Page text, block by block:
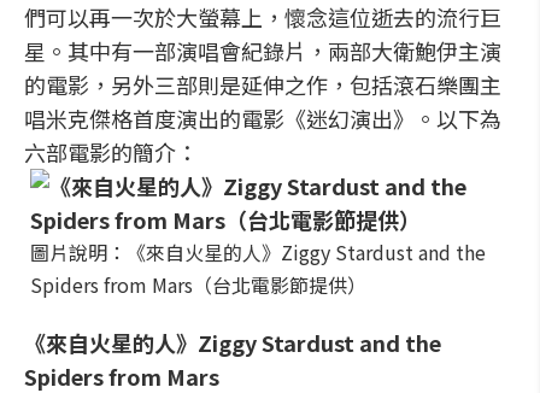
們可以再一次於大螢幕上，懷念這位逝去的流行巨
星。其中有一部演唱會紀錄片，兩部大衛鮑伊主演
的電影，另外三部則是延伸之作，包括滾石樂團主
唱米克傑格首度演出的電影《迷幻演出》。以下為
六部電影的簡介：
圖片說明：《來自火星的人》Ziggy Stardust and the
Spiders from Mars（台北電影節提供）
《來自火星的人》Ziggy Stardust and the
Spiders from Mars